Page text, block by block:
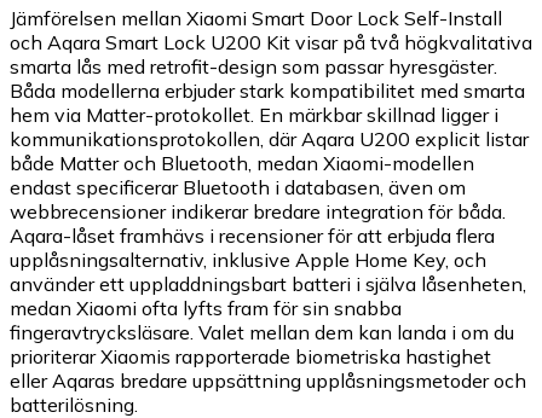
Jämförelsen mellan Xiaomi Smart Door Lock Self-Install
och Aqara Smart Lock U200 Kit visar på två högkvalitativa
smarta lås med retrofit-design som passar hyresgäster.
Båda modellerna erbjuder stark kompatibilitet med smarta
hem via Matter-protokollet. En märkbar skillnad ligger i
kommunikationsprotokollen, där Aqara U200 explicit listar
både Matter och Bluetooth, medan Xiaomi-modellen
endast specificerar Bluetooth i databasen, även om
webbrecensioner indikerar bredare integration för båda.
Aqara-låset framhävs i recensioner för att erbjuda flera
upplåsningsalternativ, inklusive Apple Home Key, och
använder ett uppladdningsbart batteri i själva låsenheten,
medan Xiaomi ofta lyfts fram för sin snabba
fingeravtrycksläsare. Valet mellan dem kan landa i om du
prioriterar Xiaomis rapporterade biometriska hastighet
eller Aqaras bredare uppsättning upplåsningsmetoder och
batterilösning.